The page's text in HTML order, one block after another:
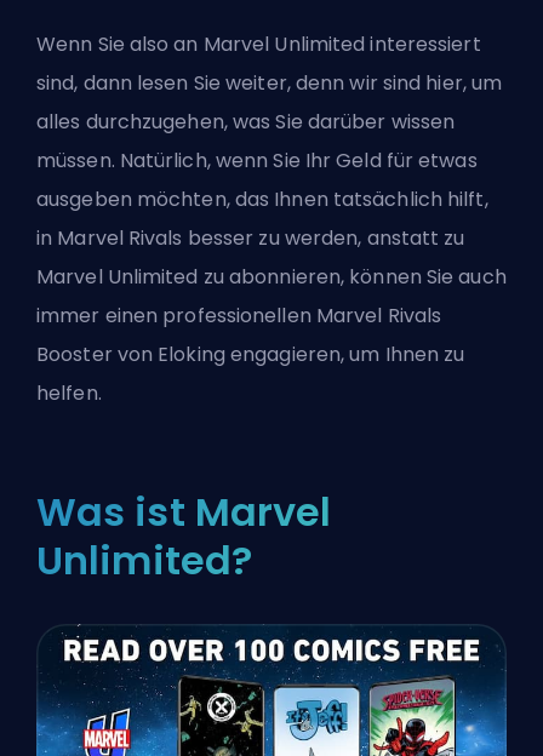
Wenn Sie also an Marvel Unlimited interessiert
sind, dann lesen Sie weiter, denn wir sind hier, um
alles durchzugehen, was Sie darüber wissen
müssen. Natürlich, wenn Sie Ihr Geld für etwas
ausgeben möchten, das Ihnen tatsächlich hilft,
in Marvel Rivals besser zu werden, anstatt zu
Marvel Unlimited zu abonnieren, können Sie auch
immer einen professionellen Marvel Rivals
Booster von Eloking engagieren, um Ihnen zu
helfen.
Was ist Marvel
Unlimited?